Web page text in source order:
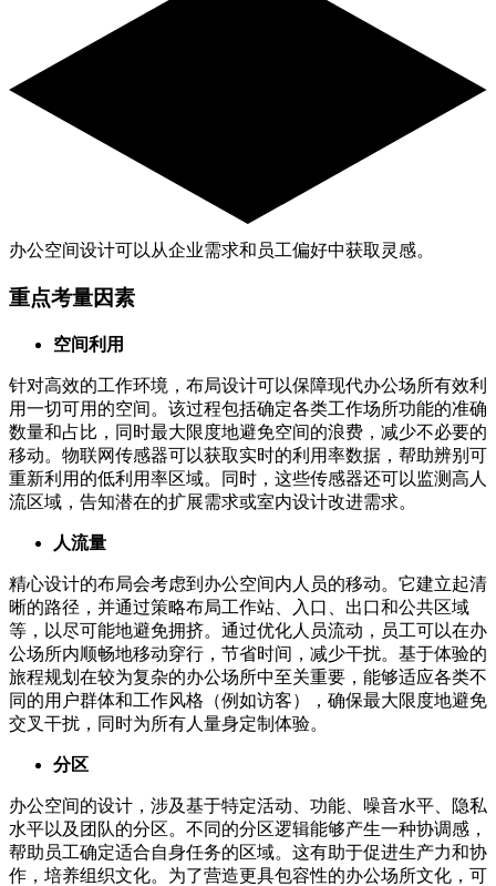
办公空间设计可以从企业需求和员工偏好中获取灵感。
重点考量因素
空间利用
针对高效的工作环境，布局设计可以保障现代办公场所有效利
用一切可用的空间。该过程包括确定各类工作场所功能的准确
数量和占比，同时最大限度地避免空间的浪费，减少不必要的
移动。物联网传感器可以获取实时的利用率数据，帮助辨别可
重新利用的低利用率区域。同时，这些传感器还可以监测高人
流区域，告知潜在的扩展需求或室内设计改进需求。
人流量
精心设计的布局会考虑到办公空间内人员的移动。它建立起清
晰的路径，并通过策略布局工作站、入口、出口和公共区域
等，以尽可能地避免拥挤。通过优化人员流动，员工可以在办
公场所内顺畅地移动穿行，节省时间，减少干扰。基于体验的
旅程规划在较为复杂的办公场所中至关重要，能够适应各类不
同的用户群体和工作风格（例如访客），确保最大限度地避免
交叉干扰，同时为所有人量身定制体验。
分区
办公空间的设计，涉及基于特定活动、功能、噪音水平、隐私
水平以及团队的分区。不同的分区逻辑能够产生一种协调感，
帮助员工确定适合自身任务的区域。这有助于促进生产力和协
作，培养组织文化。为了营造更具包容性的办公场所文化，可